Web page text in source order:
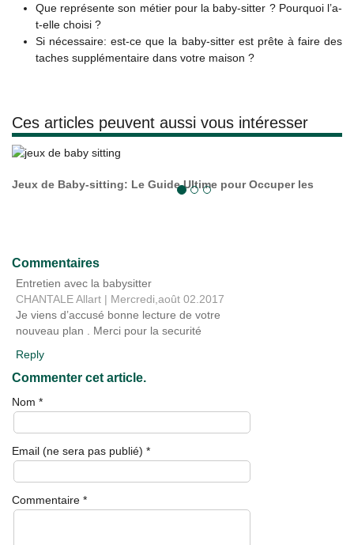
Que représente son métier pour la baby-sitter ? Pourquoi l’a-
t-elle choisi ?
Si nécessaire: est-ce que la baby-sitter est prête à faire des
taches supplémentaire dans votre maison ?
Ces articles peuvent aussi vous intéresser
Jeux de Baby-sitting: Le Guide Ultime pour Occuper les
Commentaires
Entretien avec la babysitter
CHANTALE Allart | Mercredi,août 02.2017
Je viens d’accusé bonne lecture de votre
nouveau plan . Merci pour la securité
Reply
Commenter cet article.
Nom *
Email (ne sera pas publié) *
Commentaire *